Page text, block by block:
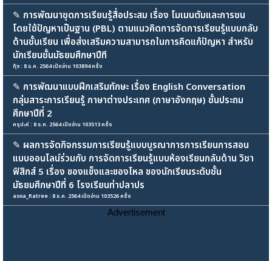
✎ การพัฒนาชุดการเรียนรู้สื่อประสม เรื่อง โมเมนตัมและการชน
โดยใช้ปัญหาเป็นฐาน (PBL) ตามแนวคิดการจัดการเรียนรู้แบบกลับ
ด้านชั้นเรียน เพื่อส่งเสริมความสามารถในการคิดแก้ปัญหา สำหรับ
นักเรียนชั้นมัธยมศึกษาปีที
กุ้ง : 8 ธ.ค. 2564 เปิดอ่าน 103894 ครั้ง
✎ การพัฒนาแบบฝึกเสริมทักษะ เรื่อง English Conversation
กลุ่มสาระการเรียนรู้ ภาษาต่างประเทศ (ภาษาอังกฤษ) ชั้นประถม
ศึกษาปีที่ 2
ครุปะห์ : 8 ธ.ค. 2564 เปิดอ่าน 103513 ครั้ง
✎ ผลการจัดกิจกรรมการเรียนรู้แบบบูรณาการการเรียนการสอน
แบบออนไลน์ร่วมกับ การจัดการเรียนรู้แบบห้องเรียนกลับด้าน วิชา
ฟิสิกส์ 5 เรื่อง ของแข็งและของไหล ของนักเรียนระดับชั้น
มัธยมศึกษาปีที่ 6 โรงเรียนท่าปลาปร
aooa_Ratree : 8 ธ.ค. 2564 เปิดอ่าน 103526 ครั้ง
Advertisement